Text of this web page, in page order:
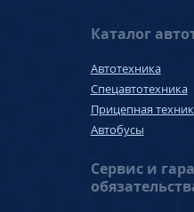
Каталог
Автотехника
Спецавтотехника
Прицепная
Автобусы
Сервис и